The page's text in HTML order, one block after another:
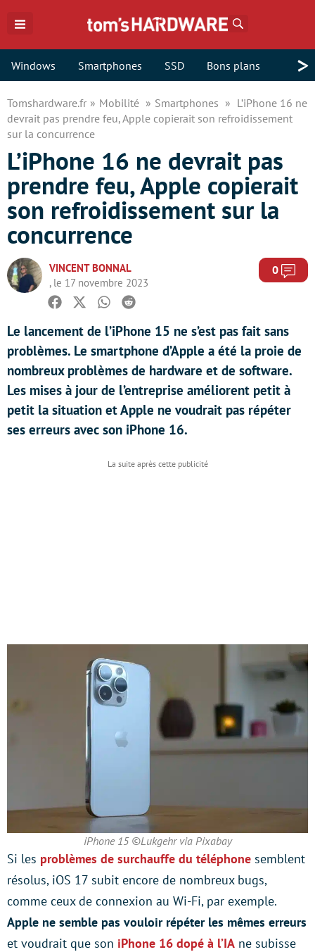
Windows Smartphones SSD Bons plans >
Tomshardware.fr Mobilité Smartphones
L’iPhone 16 ne
devrait pas prendre feu, Apple copierait son refroidissement
sur la concurrence
L’iPhone 16 ne devrait pas
prendre feu, Apple copierait
son refroidissement sur la
concurrence
VINCENT BONNAL
, le 17 novembre 2023
0
Facebook
TwitterWhatsapp
Reddit
Le lancement de l’iPhone 15 ne s’est pas fait sans
problèmes. Le smartphone d’Apple a été la proie de
nombreux problèmes de hardware et de software.
Les mises à jour de l’entreprise améliorent petit à
petit la situation et Apple ne voudrait pas répéter
ses erreurs avec son iPhone 16.
iPhone 15 ©Lukgehr via Pixabay
Si les problèmes de surchauffe du téléphone semblent
résolus, iOS 17 subit encore de nombreux bugs,
comme ceux de connexion au Wi-Fi, par exemple.
Apple ne semble pas vouloir répéter les mêmes erreurs
et voudrait que son iPhone 16 dopé à l’IA ne subisse